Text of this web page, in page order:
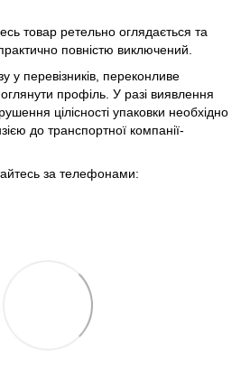
товар ретельно оглядається та
повністю виключений.
у перевізників, переконливе
профіль. У разі виявлення
цілісності упаковки необхідно
до транспортної компанії-
за телефонами: